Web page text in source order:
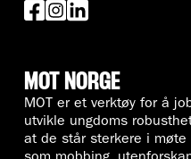
MOT NORGE
MOT er et verktøy for å
utvikle ungdoms
at de står sterkere i møte